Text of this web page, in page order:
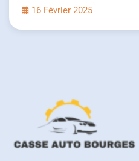
16 Février 2025